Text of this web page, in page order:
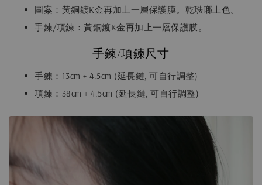
圖案：黃銅鍍K金再加上一層保護膜。乾琺瑯上色。
手鍊/項鍊：黃銅鍍K金再加上一層保護膜。
手鍊/項鍊尺寸
手鍊：13cm + 4.5cm (延長鏈, 可自行調整)
項鍊：38cm + 4.5cm (延長鏈, 可自行調整)